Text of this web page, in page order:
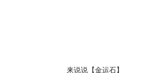
来说说【金运石】